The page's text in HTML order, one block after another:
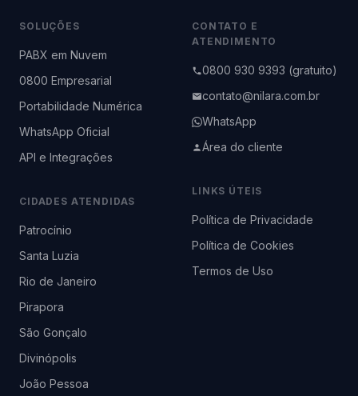
SOLUÇÕES
PABX em Nuvem
0800 Empresarial
Portabilidade Numérica
WhatsApp Oficial
API e Integrações
CIDADES ATENDIDAS
Patrocínio
Santa Luzia
Rio de Janeiro
Pirapora
São Gonçalo
Divinópolis
João Pessoa
CONTATO E
ATENDIMENTO
0800 930 9393 (gratuito)
contato@nilara.com.br
WhatsApp
Área do cliente
LINKS ÚTEIS
Política de Privacidade
Política de Cookies
Termos de Uso